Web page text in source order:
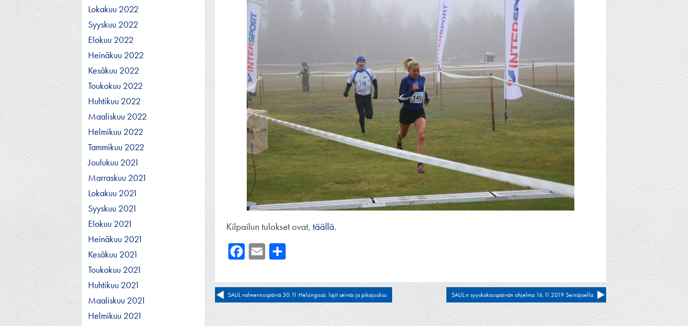
Lokakuu 2022
Syyskuu 2022
Elokuu 2022
Heinäkuu 2022
Kesäkuu 2022
Toukokuu 2022
Huhtikuu 2022
Maaliskuu 2022
Helmikuu 2022
Tammikuu 2022
Joulukuu 2021
Marraskuu 2021
Lokakuu 2021
Syyskuu 2021
Elokuu 2021
Heinäkuu 2021
Kesäkuu 2021
Toukokuu 2021
Huhtikuu 2021
Maaliskuu 2021
Helmikuu 2021
Kilpailun tulokset ovat, täällä.
Facebook
Email
Artikkelien
selaus
SAUL valmennuspäivä 30.11 Helsingissä. lajit seiväs ja pikajuoksu SAUL:n syyskokouspäivän ohjelma 16.11.2019 Seinäjoella